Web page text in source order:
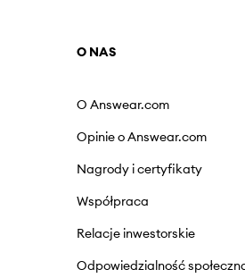
O NAS
O Answear.com
Opinie o Answear.com
Nagrody i certyfikaty
Współpraca
Relacje inwestorskie
Odpowiedzialność